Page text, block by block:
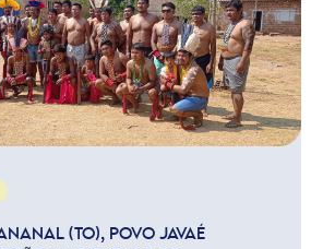
(TO), POVO JAVAÉ